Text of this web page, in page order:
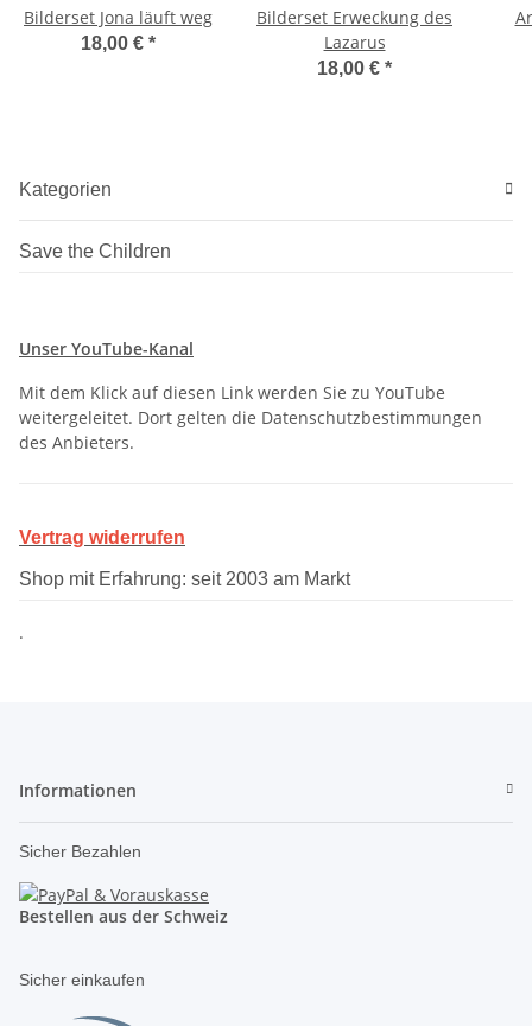
Bilderset Jona läuft weg
18,00 € *
Bilderset Erweckung des
Lazarus
18,00 € *
Kategorien
Save the Children
Unser YouTube-Kanal
Mit dem Klick auf diesen Link werden Sie zu YouTube
weitergeleitet. Dort gelten die Datenschutzbestimmungen
des Anbieters.
Vertrag widerrufen
Shop mit Erfahrung: seit 2003 am Markt
.
Informationen
Sicher Bezahlen
Bestellen aus der Schweiz
Sicher einkaufen